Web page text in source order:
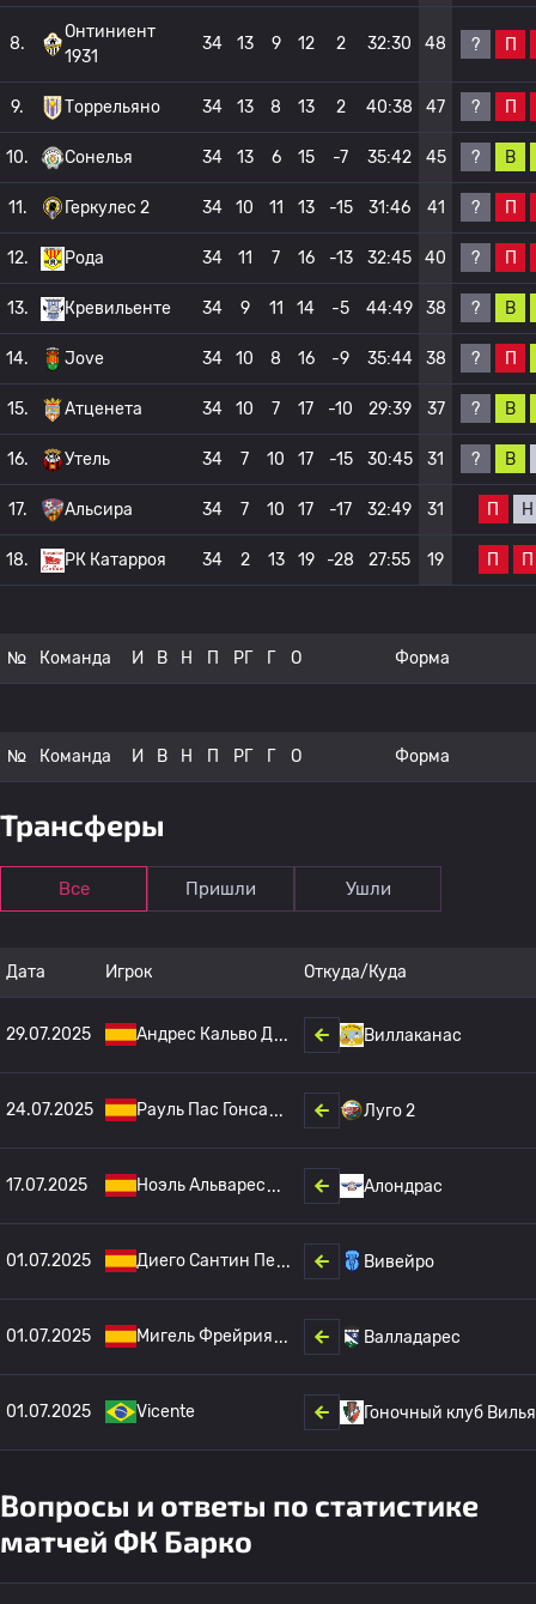
8.
Онтиниент
1931
34 13 9 12 2 32:30 48 ? П
9. Торрельяно 34 13 8 13 2 40:38 47 ? П
10. Сонелья 34 13 6 15 -7 35:42 45 ? В
11. Геркулес 2 34 10 11 13 -15 31:46 41 ? П
12. Рода 34 11 7 16 -13 32:45 40 ? П
13. Кревильенте 34 9 11 14 -5 44:49 38 ? В
14. Jove 34 10 8 16 -9 35:44 38 ? П
15. Атценета 34 10 7 17 -10 29:39 37 ? В
16. Утель 34 7 10 17 -15 30:45 31 ? В
17. Альсира 34 7 10 17 -17 32:49 31 П Н
18. РК Катарроя 34 2 13 19 -28 27:55 19 П П
№ Команда И В Н П РГ Г О Форма
№ Команда И В Н П РГ Г О Форма
Трансферы
Все Пришли Ушли
Дата Игрок Откуда/Куда
29.07.2025 Андрес Кальво Д Виллаканас
24.07.2025 Рауль Пас Гонса Луго 2
17.07.2025 Ноэль Альварес Алондрас
01.07.2025 Диего Сантин Пе Вивейро
01.07.2025 Мигель Фрейрия Валладарес
01.07.2025 Vicente Гоночный клуб
Вопросы и ответы по статистике
матчей ФК Барко